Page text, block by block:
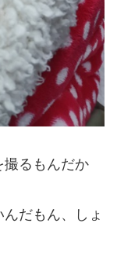
撮るもんだか
だもん、しょ